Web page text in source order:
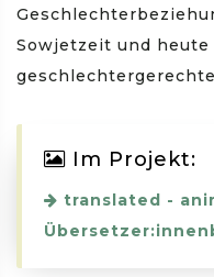
Sowjetzeit und
Im Projekt:
translated -